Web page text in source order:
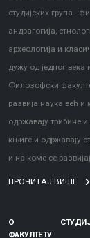
студијских група -
андрагогија,
археологија и
дужу од једног века
Филозофски
развија наука већ
одржавају трибине
књиге и одржавају
и на коме се
ПРОЧИТАЈ ВИШЕ
О
ФАКУЛТЕТУ